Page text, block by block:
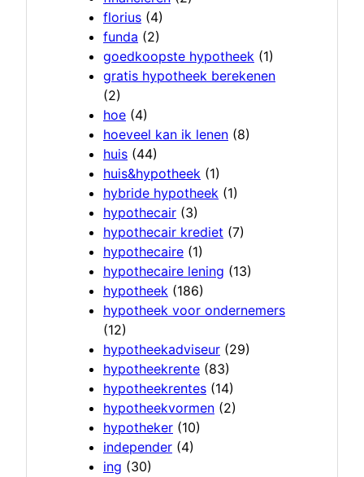
florius (4)
funda (2)
goedkoopste hypotheek (1)
gratis hypotheek berekenen
(2)
hoe (4)
hoeveel kan ik lenen (8)
huis (44)
huis&hypotheek (1)
hybride hypotheek (1)
hypothecair (3)
hypothecair krediet (7)
hypothecaire (1)
hypothecaire lening (13)
hypotheek (186)
hypotheek voor ondernemers
(12)
hypotheekadviseur (29)
hypotheekrente (83)
hypotheekrentes (14)
hypotheekvormen (2)
hypotheker (10)
independer (4)
ing (30)